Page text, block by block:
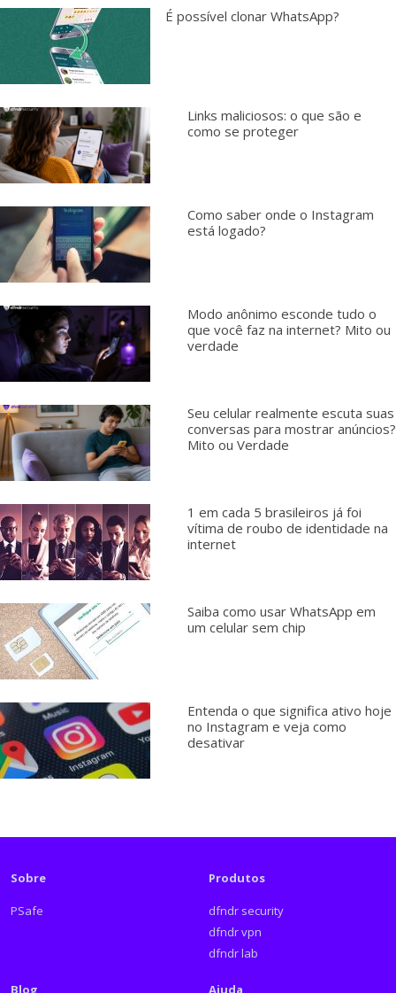
É possível clonar WhatsApp?
Links maliciosos: o que são e
como se proteger
Como saber onde o Instagram
está logado?
Modo anônimo esconde tudo o
que você faz na internet? Mito ou
verdade
Seu celular realmente escuta suas
conversas para mostrar anúncios?
Mito ou Verdade
1 em cada 5 brasileiros já foi
vítima de roubo de identidade na
internet
Saiba como usar WhatsApp em
um celular sem chip
Entenda o que significa ativo hoje
no Instagram e veja como
desativar
Sobre
PSafe
Produtos
dfndr security
dfndr vpn
dfndr lab
Blog Ajuda